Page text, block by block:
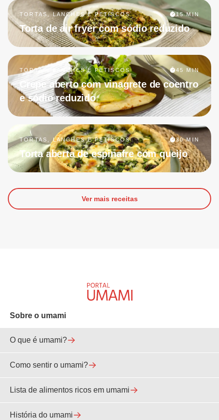
TORTAS, LANCHES E PETISCOS 15 MIN
Torta de air fryer com sódio reduzido
TORTAS, LANCHES E PETISCOS 45 MIN
Crepe aberto com vinagrete de coentro
e sódio reduzido
TORTAS, LANCHES E PETISCOS 30 MIN
Torta aberta de espinafre com queijo
Ver mais receitas
Sobre o umami
O que é umami?
Como sentir o umami?
Lista de alimentos ricos em umami
História do umami